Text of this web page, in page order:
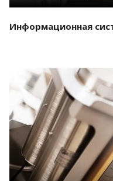
Информационная